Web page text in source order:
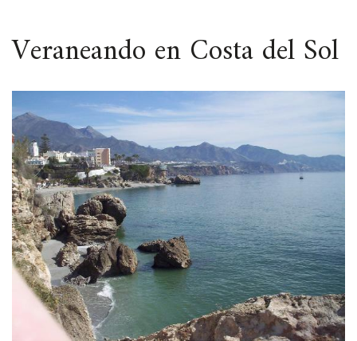
ESPACIO
Veraneando en Costa del Sol